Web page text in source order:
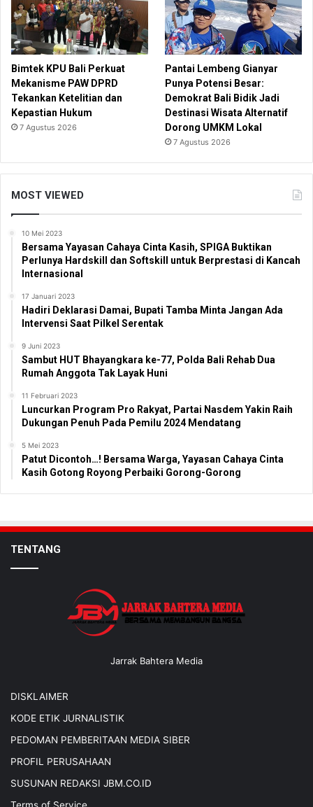
Bimtek KPU Bali Perkuat
Mekanisme PAW DPRD
Tekankan Ketelitian dan
Kepastian Hukum
7 Agustus 2026
Pantai Lembeng Gianyar
Punya Potensi Besar:
Demokrat Bali Bidik Jadi
Destinasi Wisata Alternatif
Dorong UMKM Lokal
7 Agustus 2026
MOST VIEWED
10 Mei 2023
Bersama Yayasan Cahaya Cinta Kasih, SPIGA Buktikan
Perlunya Hardskill dan Softskill untuk Berprestasi di Kancah
Internasional
17 Januari 2023
Hadiri Deklarasi Damai, Bupati Tamba Minta Jangan Ada
Intervensi Saat Pilkel Serentak
9 Juni 2023
Sambut HUT Bhayangkara ke-77, Polda Bali Rehab Dua
Rumah Anggota Tak Layak Huni
11 Februari 2023
Luncurkan Program Pro Rakyat, Partai Nasdem Yakin Raih
Dukungan Penuh Pada Pemilu 2024 Mendatang
5 Mei 2023
Patut Dicontoh…! Bersama Warga, Yayasan Cahaya Cinta
Kasih Gotong Royong Perbaiki Gorong-Gorong
TENTANG
Jarrak Bahtera Media
DISKLAIMER
KODE ETIK JURNALISTIK
PEDOMAN PEMBERITAAN MEDIA SIBER
PROFIL PERUSAHAAN
SUSUNAN REDAKSI JBM.CO.ID